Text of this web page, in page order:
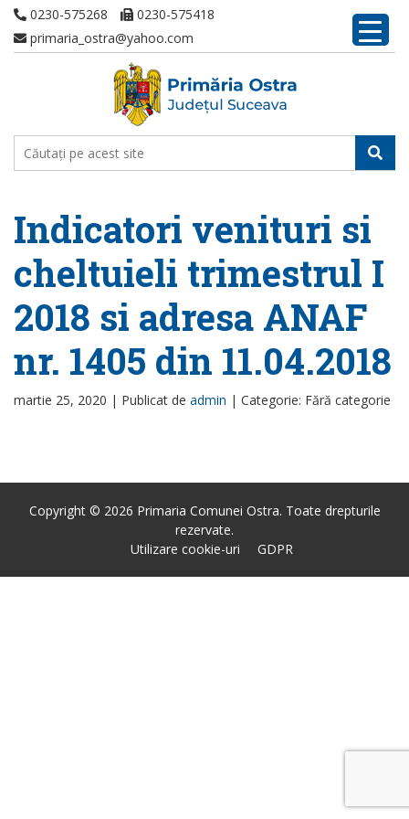
0230-575268
0230-575418
primaria_ostra@yahoo.com
Indicatori venituri si
cheltuieli trimestrul I
2018 si adresa ANAF
nr. 1405 din 11.04.2018
martie 25, 2020 | Publicat de admin | Categorie: Fără categorie
Copyright © 2026 Primaria Comunei Ostra. Toate drepturile
rezervate.
Utilizare cookie-uri
GDPR